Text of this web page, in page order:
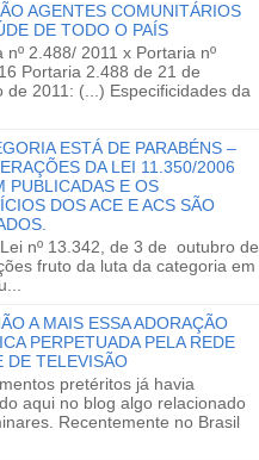
AGENTES COMUNITÁRIOS
DE TODO O PAÍS
nº 2.488/ 2011 x Portaria nº
Portaria 2.488 de 21 de
de 2011: (...) Especificidades da
ESTÁ DE PARABÉNS –
DA LEI 11.350/2006
PUBLICADAS E OS
DOS ACE E ACS SÃO
nº 13.342, de 3 de outubro de
fruto da luta da categoria em
A MAIS ESSA ADORAÇÃO
PERPETUADA PELA REDE
DE TELEVISÃO
pretéritos já havia
aqui no blog algo relacionado
Recentemente no Brasil